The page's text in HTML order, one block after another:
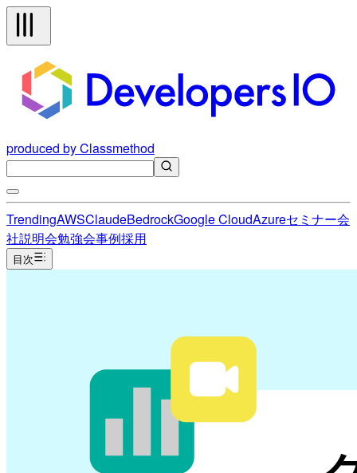
produced by Classmethod
TrendingAWSClaudeBedrockGoogle CloudAzureセミナー会
社説明会勉強会事例採用
目次